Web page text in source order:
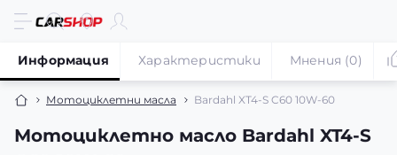
Мотоциклетни масла Bardahl XT4-S C60 10W-60
Мотоциклетно масло Bardahl XT4-S
Информация Характеристики Мнения (0)